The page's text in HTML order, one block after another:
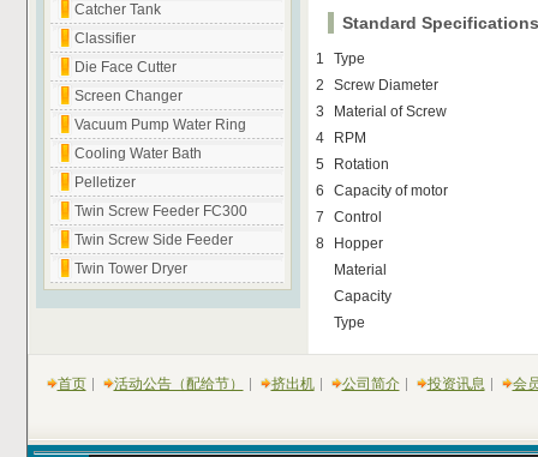
Standard Specifications
1
Type
2
Screw Diameter
3
Material of Screw
4
RPM
5
Rotation
6
Capacity of motor
7
Control
8
Hopper
Material
Capacity
Type
Catcher Tank
Classifier
Die Face Cutter
Screen Changer
Vacuum Pump Water Ring
Cooling Water Bath
Pelletizer
Twin Screw Feeder FC300
Twin Screw Side Feeder
Twin Tower Dryer
首页 活动公告（配给节） 挤出机 公司简介 投资讯息 会